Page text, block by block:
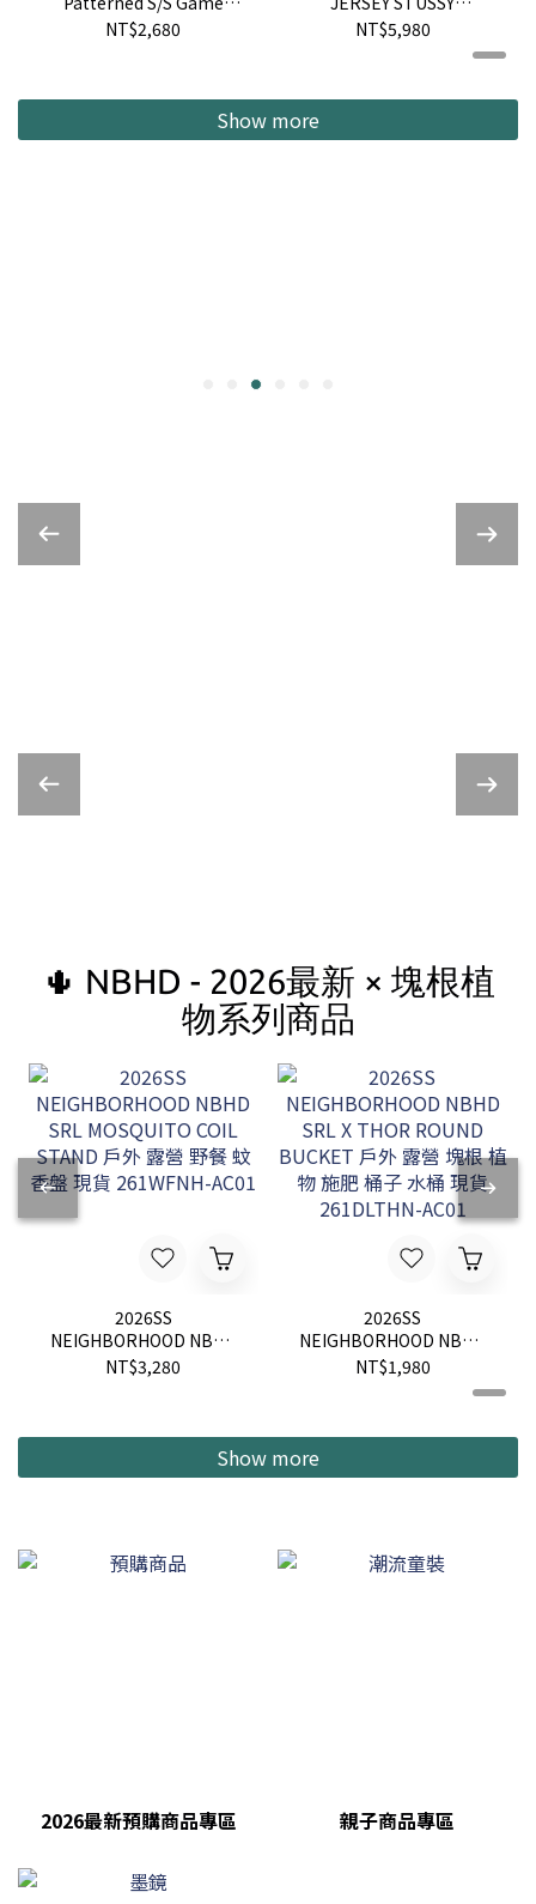
Shirt 宮廷花 滿版 足球衫
NT$2,680
INTERNATIONAL 網眼 球
衣 短袖 短T 現貨 1140370
NT$5,980
Show more
🌵 NBHD - 2026最新 × 塊根植
物系列商品
2026SS
NEIGHBORHOOD NBHD
SRL MOSQUITO COIL
STAND 戶外 露營 野餐 蚊
NT$3,280
2026SS
NEIGHBORHOOD NBHD
SRL X THOR ROUND
BUCKET 戶外 露營 塊根
NT$1,980
Show more
2026最新預購商品專區 親子商品專區